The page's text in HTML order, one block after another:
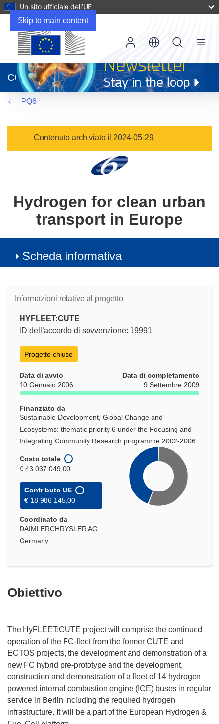
Skip to main content
Un sito ufficiale dell’UE
apre
in
una
nuova
finestra)
CORDIS
Menu
PQ6
Contenuto archiviato il 2024-05-29
Hydrogen for clean urban
transport in Europe
Scheda informativa
Informazioni relative al progetto
HYFLEET:CUTE
ID dell’accordo di sovvenzione: 19991
Progetto chiuso
Data di avvio
10 Gennaio 2006
Data di completamento
9 Settembre 2009
Finanziato da
Sustainable Development, Global Change and
Ecosystems: thematic priority 6 under the Focusing and
Integrating Community Research programme 2002-2006.
Costo totale
€ 43 037 049,00
Contributo UE
€ 18 986 145,00
Coordinato da
DAIMLERCHRYSLER AG
Germany
Obiettivo
The HyFLEET:CUTE project will comprise the continued
operation of the FC-fleet from the former CUTE and
ECTOS projects, the development and demonstration of a
new FC hybrid pre-prototype and the development,
construction and demonstration of a fleet of 14 hydrogen
powered internal combustion engine (ICE) buses in regular
service in Berlin including the required hydrogen
infrastructure. It will be a part of the European Hydrogen &